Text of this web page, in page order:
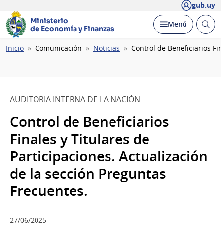
gub.uy
Ministerio
de Economía y Finanzas
Desplegar
Menú Abrir
Ruta
Inicio Comunicación Noticias Control de Beneficiarios
AUDITORIA INTERNA DE LA NACIÓN
Control de Beneficiarios
Finales y Titulares de
Participaciones. Actualización
de la sección Preguntas
Frecuentes.
27/06/2025